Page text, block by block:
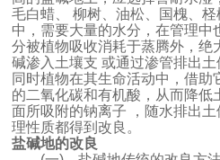
毛白蜡、 柳树、油松、国槐、
中，需要大量的水分，在管理中
分被植物吸收消耗于蒸腾外，绝
碱渗入土壤支 或通过渗管排出土
同时植物在其生命活动中，借助
的二氧化碳和有机酸，从而降低
面所吸附的钠离子 ，随水排出
理性质都得到改良。
盐碱地的改良